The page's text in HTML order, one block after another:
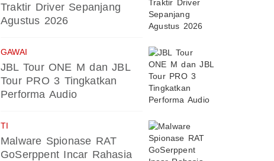
Traktir Driver Sepanjang
Agustus 2026
GAWAI
JBL Tour ONE M dan JBL
Tour PRO 3 Tingkatkan
Performa Audio
TI
Malware Spionase RAT
GoSerppent Incar Rahasia